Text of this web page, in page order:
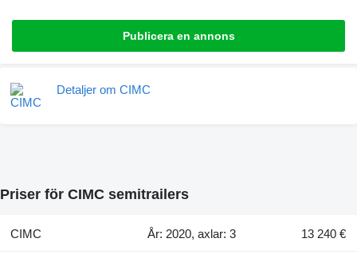
Publicera en annons
Detaljer om CIMC
Priser för CIMC semitrailers
CIMC År: 2020, axlar: 3 13 240 €